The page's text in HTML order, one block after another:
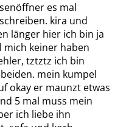
es mal
kira und
länger hier ich bin ja
mich keiner haben
tztztz ich bin
mein kumpel
okay er maunzt etwas
5 mal muss mein
ich liebe ihn